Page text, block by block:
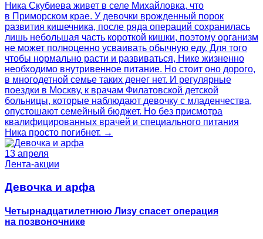
Ника Скубиева живет в селе Михайловка, что
в Приморском крае. У девочки врожденный порок
развития кишечника, после ряда операций сохранилась
лишь небольшая часть короткой кишки, поэтому организм
не может полноценно усваивать обычную еду. Для того
чтобы нормально расти и развиваться, Нике жизненно
необходимо внутривенное питание. Но стоит оно дорого,
в многодетной семье таких денег нет. И регулярные
поездки в Москву, к врачам Филатовской детской
больницы, которые наблюдают девочку с младенчества,
опустошают семейный бюджет. Но без присмотра
квалифицированных врачей и специального питания
Ника просто погибнет. →
13 апреля
Лента-акции
Девочка и арфа
Четырнадцатилетнюю Лизу спасет операция
на позвоночнике